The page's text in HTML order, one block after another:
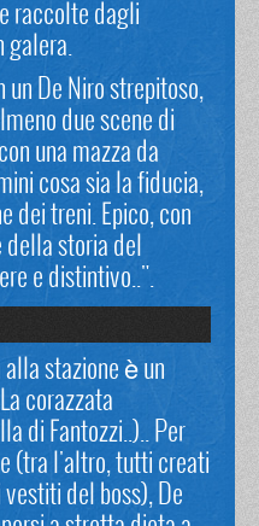
raccolte dagli
galera.
un De Niro strepitoso,
due scene di
una mazza da
cosa sia la fiducia,
dei treni. Epico, con
storia del
e distintivo..".
stazione è un
corazzata
di Fantozzi..).. Per
(tra l'altro, tutti creati
del boss), De